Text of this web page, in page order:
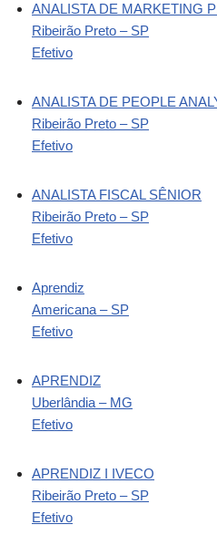
ANALISTA DE MARKETING
Ribeirão Preto – SP
Efetivo
ANALISTA DE PEOPLE
Ribeirão Preto – SP
Efetivo
ANALISTA FISCAL SÊNIOR
Ribeirão Preto – SP
Efetivo
Aprendiz
Americana – SP
Efetivo
APRENDIZ
Uberlândia – MG
Efetivo
APRENDIZ I IVECO
Ribeirão Preto – SP
Efetivo